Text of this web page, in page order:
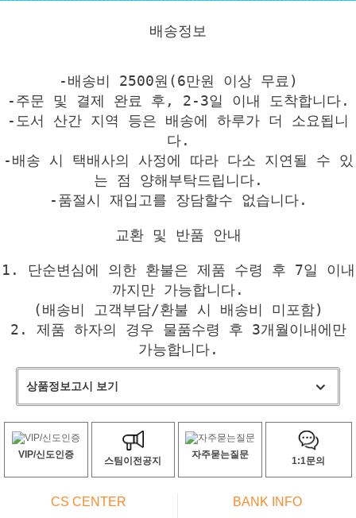
배송정보
-배송비 2500원(6만원 이상 무료)
-주문 및 결제 완료 후, 2-3일 이내 도착합니다.
-도서 산간 지역 등은 배송에 하루가 더 소요됩니
다.
-배송 시 택배사의 사정에 따라 다소 지연될 수 있
는 점 양해부탁드립니다.
-품절시 재입고를 장담할수 없습니다.
교환 및 반품 안내
1. 단순변심에 의한 환불은 제품 수령 후 7일 이내
까지만 가능합니다.
(배송비 고객부담/환불 시 배송비 미포함)
2. 제품 하자의 경우 물품수령 후 3개월이내에만
가능합니다.
상품정보고시 보기
VIP/신도인증
스팀이전공지
자주묻는질문
1:1문의
CS CENTER
BANK INFO